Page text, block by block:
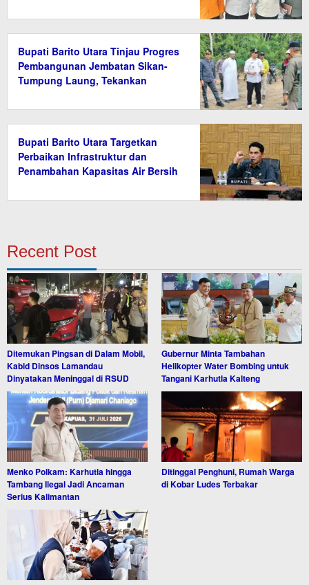
Bupati Barito Utara Tinjau Progres
Pembangunan Jembatan Sikan-
Tumpung Laung, Tekankan
Bupati Barito Utara Targetkan
Perbaikan Infrastruktur dan
Penambahan Kapasitas Air Bersih
Recent Post
Ditemukan Pingsan di Dalam Mobil,
Kabid Dinsos Lamandau
Dinyatakan Meninggal di RSUD
Gubernur Minta Tambahan
Helikopter Water Bombing untuk
Tangani Karhutla Kalteng
Menko Polkam: Karhutla hingga
Tambang Ilegal Jadi Ancaman
Serius Kalimantan
Ditinggal Penghuni, Rumah Warga
di Kobar Ludes Terbakar